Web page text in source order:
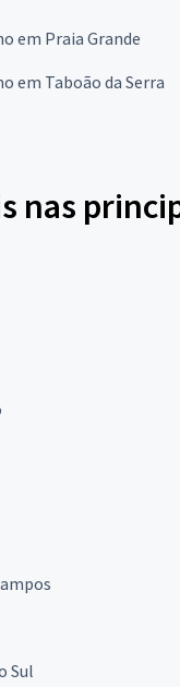
em Praia Grande
em Taboão da Serra
nas
Sul